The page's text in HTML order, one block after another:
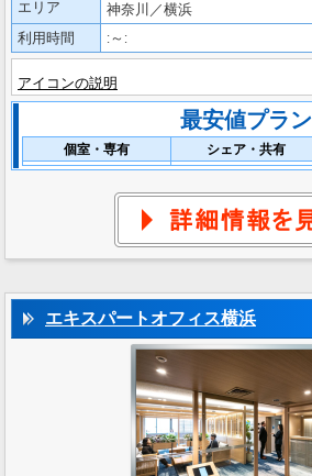
エリア
神奈川／横浜
利用時間
:～:
アイコンの説明
最安値プラン
個室・専有 シェア・共有
エキスパートオフィス横浜